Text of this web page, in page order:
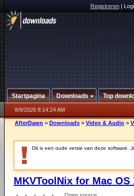
Registreren|
Startpagina Downloads Top
8/9/2026 8:14:24 AM
AfterDawn > Downloads > Video & Audio >
Dit is een oude versie van deze software.
MKVToolNix for Mac